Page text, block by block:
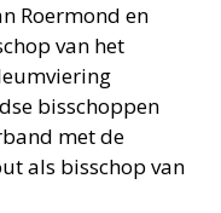
Roermond en
van het
bisschoppen
met de
als bisschop van